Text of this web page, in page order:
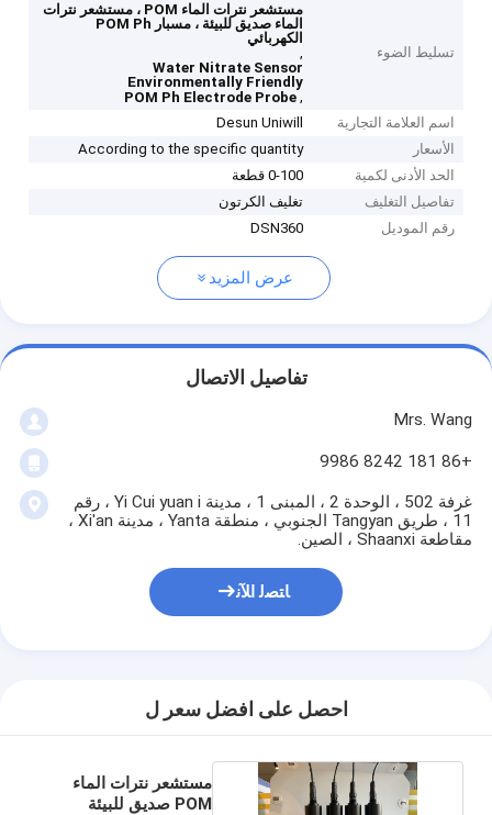
تسليط الضوء
مستشعر نترات الماء POM ، مستشعر نترات
الماء صديق للبيئة ، مسبار POM Ph
الكهربائي
,
Water Nitrate Sensor
Environmentally Friendly
,
POM Ph Electrode Probe
اسم العلامة التجارية
Desun Uniwill
الأسعار
According to the specific quantity
الحد الأدنى لكمية
0-100 قطعة
تفاصيل التغليف
تغليف الكرتون
رقم الموديل
DSN360
عرض المزيد
تفاصيل الاتصال
Mrs. Wang
+86 181 8242 9986
غرفة 502 ، الوحدة 2 ، المبنى 1 ، مدينة Yi Cui yuan i ، رقم
11 ، طريق Tangyan الجنوبي ، منطقة Yanta ، مدينة Xi'an ،
مقاطعة Shaanxi ، الصين.
ﺎﺘﺼﻟ ﺍﻶﻧ
احصل على افضل سعر ل
مستشعر نترات الماء
POM صديق للبيئة